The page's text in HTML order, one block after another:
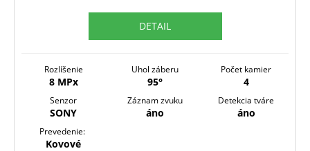
DETAIL
Rozlíšenie
8 MPx
Uhol záberu
95°
Počet kamier
4
Senzor
SONY
Záznam zvuku
áno
Detekcia tváre
áno
Prevedenie:
Kovové